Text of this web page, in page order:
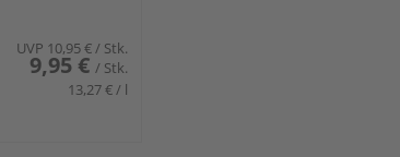
UVP 10,95 €/ Stk.
9,95 € / Stk.
13,27 € / l